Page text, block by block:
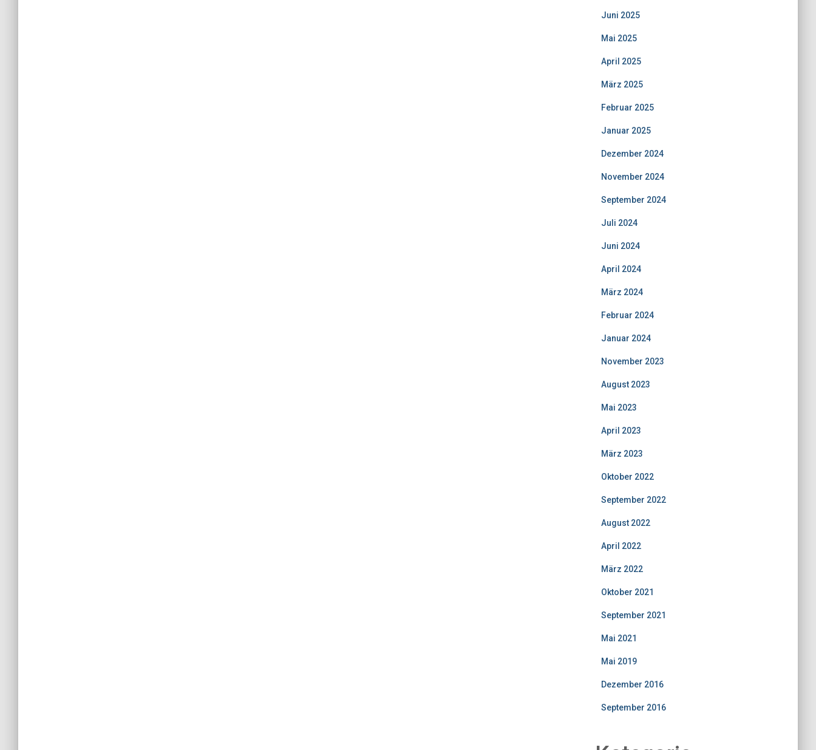
Juni 2025
Mai 2025
April 2025
März 2025
Februar 2025
Januar 2025
Dezember 2024
November 2024
September 2024
Juli 2024
Juni 2024
April 2024
März 2024
Februar 2024
Januar 2024
November 2023
August 2023
Mai 2023
April 2023
März 2023
Oktober 2022
September 2022
August 2022
April 2022
März 2022
Oktober 2021
September 2021
Mai 2021
Mai 2019
Dezember 2016
September 2016